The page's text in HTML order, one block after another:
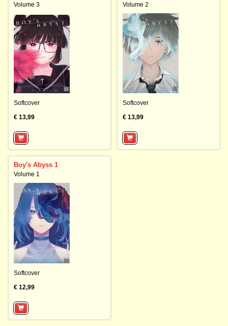
Volume 3
Softcover
€ 13,99
Volume 2
Softcover
€ 13,99
Boy's Abyss 1
Volume 1
Softcover
€ 12,99